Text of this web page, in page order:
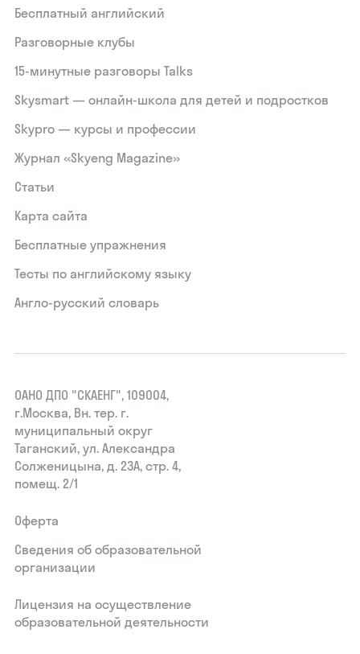
Бесплатный английский
Разговорные клубы
15‑минутные разговоры Talks
Skysmart — онлайн-школа для детей и подростков
Skypro — курсы и профессии
Журнал «Skyeng Magazine»
Статьи
Карта сайта
Бесплатные упражнения
Тесты по английскому языку
Англо-русский словарь
ОАНО ДПО "СКАЕНГ", 109004,
г.Москва, Вн. тер. г.
муниципальный округ
Таганский, ул. Александра
Солженицына, д. 23А, стр. 4,
помещ. 2/1
Оферта
Сведения об образовательной
организации
Лицензия на осуществление
образовательной деятельности